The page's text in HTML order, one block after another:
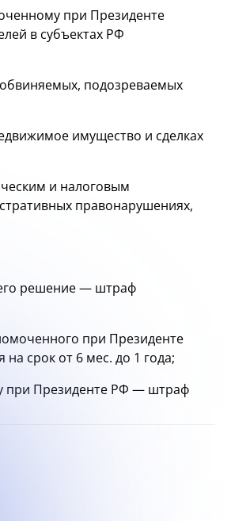
при Президенте
в субъектах РФ
подозреваемых
имущество и сделках
и налоговым
правонарушениях,
решение — штраф
при Президенте
срок от 6 мес. до 1 года;
при Президенте РФ — штраф